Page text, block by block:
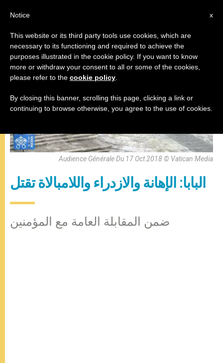
المقابلة العامة,باباوات
Audience Générale Du 17 Oct 2018 © Vatican Media
البابا: الإهانة والازدراء واللامبالاة تقتل
ضمن المقابلة العامة مع المؤمنين
x
Notice
This website or its third party tools use cookies, which are
necessary to its functioning and required to achieve the
purposes illustrated in the cookie policy. If you want to know
more or withdraw your consent to all or some of the cookies,
please refer to the cookie policy
By closing this banner, scrolling this page, clicking a link or
continuing to browse otherwise, you agree to the use of cookies.